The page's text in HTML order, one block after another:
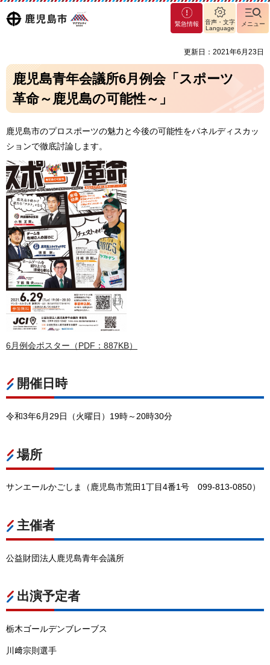
鹿児島
マグ
マシ
緊急情報
音声・文字
Language
メニュー
更新日：2021年6月23日
鹿児島青年会議所6月例会「スポーツ
革命～鹿児島の可能性～」
鹿児島市のプロスポーツの魅力と今後の可能性をパネルディスカッ
ションで徹底討論します。
6月例会ポスター（PDF：887KB）
開催日時
令和3年6月29日（火曜日）19時～20時30分
場所
サンエールかごしま（鹿児島市荒田1丁目4番1号 099-813-0850）
主催者
公益財団法人鹿児島青年会議所
出演予定者
栃木ゴールデンブレーブス
川﨑宗則選手